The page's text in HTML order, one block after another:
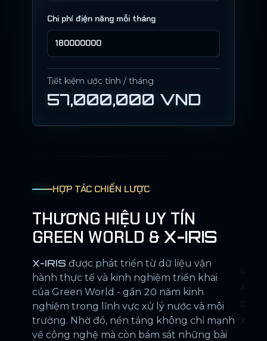
Chi phí điện năng mỗi tháng
Tiết kiệm ước tính / tháng
57,000,000 VND
HỢP TÁC CHIẾN LƯỢC
THƯƠNG HIỆU UY TÍN
GREEN WORLD & X-IRIS
X-IRIS được phát triển từ dữ liệu vận
hành thực tế và kinh nghiệm triển khai
của Green World - gần 20 năm kinh
nghiệm trong lĩnh vực xử lý nước và môi
trường. Nhờ đó, nền tảng không chỉ mạnh
về công nghệ mà còn bám sát những bài